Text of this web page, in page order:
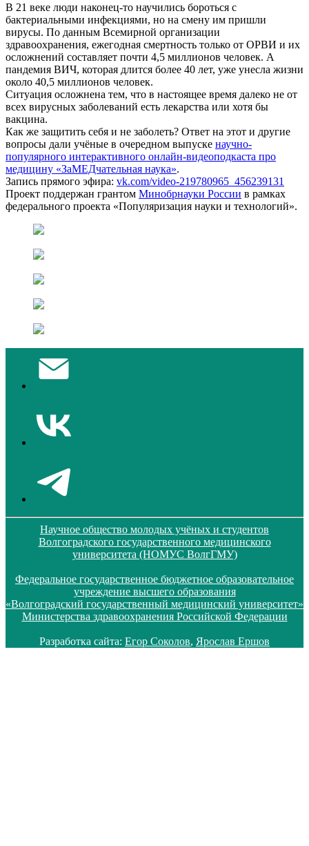
В 21 веке люди наконец-то научились бороться с
бактериальными инфекциями, но на смену им пришли
вирусы. По данным Всемирной организации
здравоохранения, ежегодная смертность только от ОРВИ и их
осложнений составляет почти 4,5 миллионов человек. А
пандемия ВИЧ, которая длится более 40 лет, уже унесла жизни
около 40,5 миллионов человек.
Ситуация осложнена тем, что в настоящее время далеко не от
всех вирусных заболеваний есть лекарства или хотя бы
вакцина.
Как же защитить себя и не заболеть? Ответ на этот и другие
вопросы дали учёные в очередном выпуске научно-
популярного интерактивного онлайн-видеоподкаста про
медицину «ЗаМЕДчательная наука».
Запись прямого эфира: vk.com/video-219780965_456239131
Проект поддержан грантом Минобрнауки России в рамках
федерального проекта «Популяризация науки и технологий».
Научное общество молодых учёных и студентов
Волгоградского государственного медицинского
университета (НОМУС ВолгГМУ)
Федеральное государственное бюджетное образовательное
учреждение высшего образования
«Волгоградский государственный медицинский университет»
Министерства здравоохранения Российской Федерации
Разработка сайта: Егор Соколов, Ярослав Ершов